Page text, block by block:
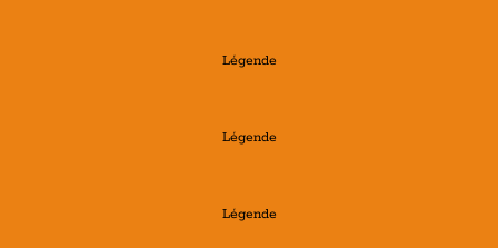
Légende
Légende
Légende